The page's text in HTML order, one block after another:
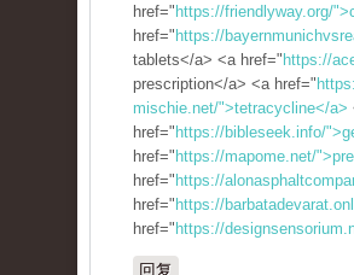
href=" https://friendlyway.org/
href=" https://
tablets</a> <a href=" https://
prescription</a> <a href="
mischie.net/">tetracycline</a>
href=" https://bibleseek.info/
href=" https://mapome.net/
href=" https://
href=" https://
href=" https://
回复